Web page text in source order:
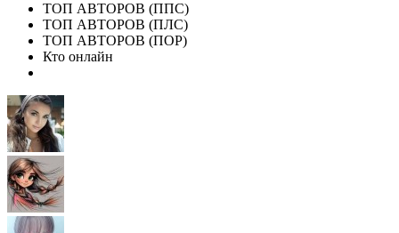
ТОП АВТОРОВ (ППС)
ТОП АВТОРОВ (ПЛС)
ТОП АВТОРОВ (ПОР)
Кто онлайн